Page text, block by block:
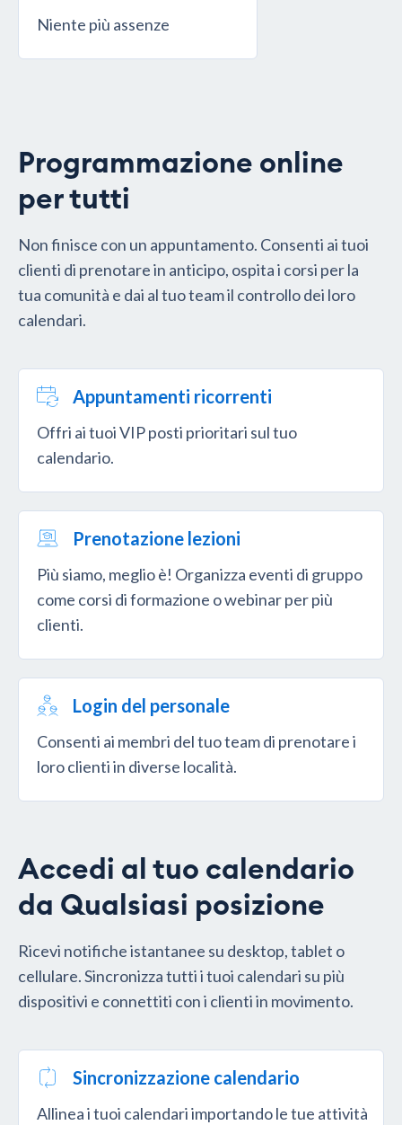
Niente più assenze
Programmazione online
per tutti
Non finisce con un appuntamento. Consenti ai tuoi
clienti di prenotare in anticipo, ospita i corsi per la
tua comunità e dai al tuo team il controllo dei loro
calendari.
Appuntamenti ricorrenti
Offri ai tuoi VIP posti prioritari sul tuo
calendario.
Prenotazione lezioni
Più siamo, meglio è! Organizza eventi di gruppo
come corsi di formazione o webinar per più
clienti.
Login del personale
Consenti ai membri del tuo team di prenotare i
loro clienti in diverse località.
Accedi al tuo calendario
da Qualsiasi posizione
Ricevi notifiche istantanee su desktop, tablet o
cellulare. Sincronizza tutti i tuoi calendari su più
dispositivi e connettiti con i clienti in movimento.
Sincronizzazione calendario
Allinea i tuoi calendari importando le tue attività